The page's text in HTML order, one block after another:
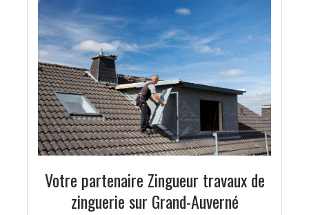
Votre partenaire Zingueur travaux de
zinguerie sur Grand-Auverné